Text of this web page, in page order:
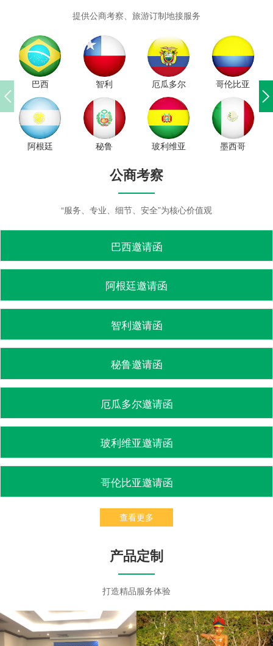
提供公商考察、旅游订制地接服务
巴西
阿根廷
智利
秘鲁
厄瓜多尔
玻利维亚
哥伦比亚
墨西哥
公商考察
“服务、专业、细节、安全”为核心价值观
巴西邀请函
阿根廷邀请函
智利邀请函
秘鲁邀请函
厄瓜多尔邀请函
玻利维亚邀请函
哥伦比亚邀请函
查看更多
产品定制
打造精品服务体验